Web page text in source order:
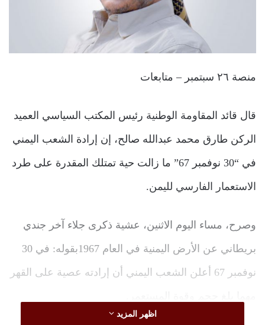
منصة ٢٦ سبتمبر – متابعات
قال قائد المقاومة الوطنية رئيس المكتب السياسي العميد
الركن طارق محمد عبدالله صالح، إن إرادة الشعب اليمني
في “30 نوفمبر 67” ما زالت حية تمتلك المقدرة على طرد
الاستعمار الفارسي لليمن.
وصرح، مساء اليوم الاثنين، عشية ذكرى جلاء آخر جندي
بريطاني عن الأرض اليمنية في العام 1967بقوله: في 30
نوفمبر 67 أعلن الشعب اليمني أن إرادته عصية على القهر
اظهر المزيد